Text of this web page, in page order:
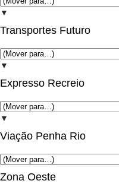
▼
Transportes Futuro
▼
Expresso Recreio
▼
Viação Penha Rio
Zona Oeste